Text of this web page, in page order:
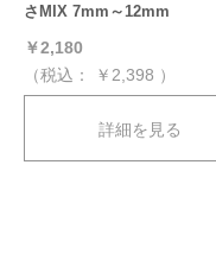
さMIX 7mm～12mm
￥2,180
（税込：
￥2,398 ）
詳細を見る